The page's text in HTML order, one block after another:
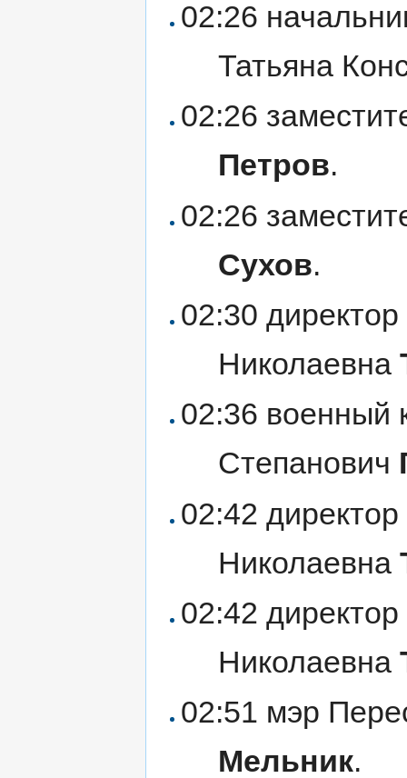
02:26
Татьяна
02:26
Петров.
02:26
Сухов.
02:30
Николаевна
02:36 военный
Степанович
02:42
Николаевна
02:42
Николаевна
02:51 мэр
Мельник.